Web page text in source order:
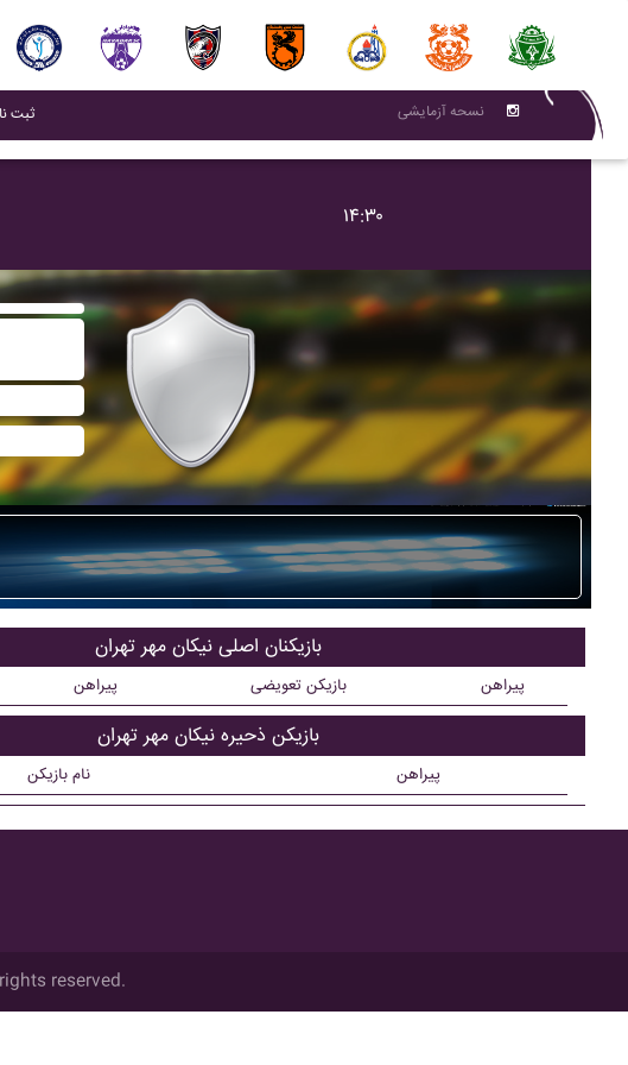
ثبت(current) نسحه آزمایشی
۱۴:۳۰
بازیکنان اصلی نيکان مهر تهران
پیراهن بازیکن تعویضی پیراهن
بازیکن ذحیره نيکان مهر تهران
نام بازیکن پیراهن
reserved.